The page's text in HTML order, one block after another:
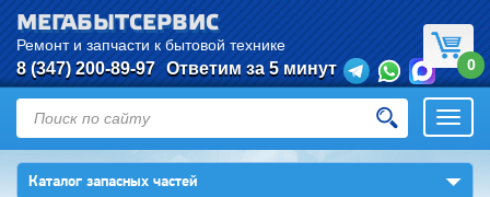
МЕГАБЫТСЕРВИС
Ремонт и запчасти к бытовой технике
8 (347) 200-89-97 Ответим за 5 минут 0
Каталог запасных частей ▼